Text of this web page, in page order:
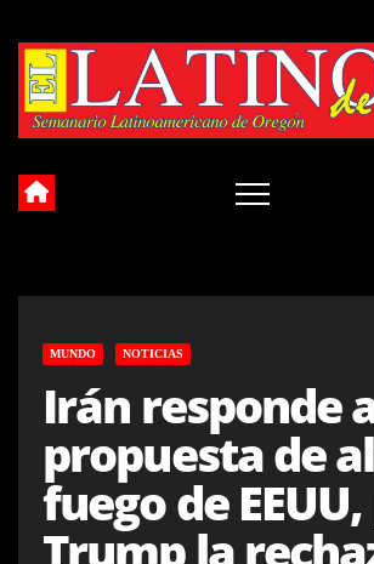
content
MUNDO NOTICIAS
Irán responde
propuesta de
fuego de
Trump la